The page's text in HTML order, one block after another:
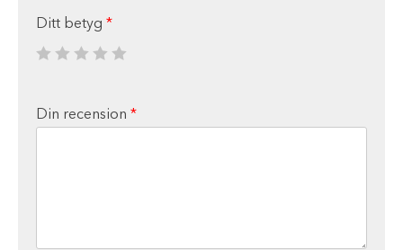
Ditt betyg *
Din recension *